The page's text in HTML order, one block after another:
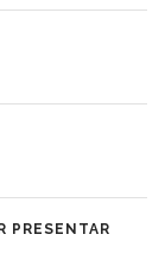
PRESENTAR